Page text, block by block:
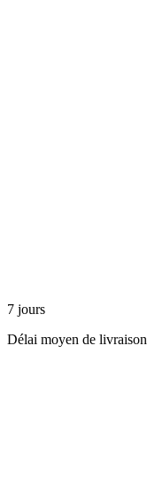
7 jours
Délai moyen de livraison